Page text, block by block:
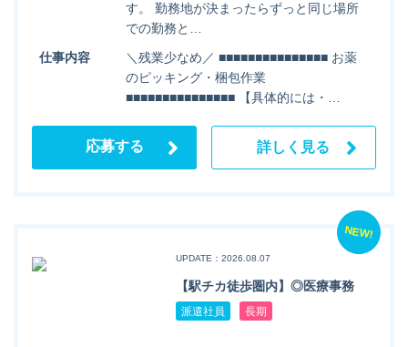
す。 勤務地が決まったらずっと同じ場所
での勤務と…
仕事内容
＼残業少なめ／ ■■■■■■■■■■■■■■■ お薬
のピッキング・梱包作業
■■■■■■■■■■■■■■■ 【具体的には・…
応募する 詳しく見る
NEW!
UPDATE：2026.08.07
【駅チカ徒歩圏内】◎医療事務
派遣社員 長期